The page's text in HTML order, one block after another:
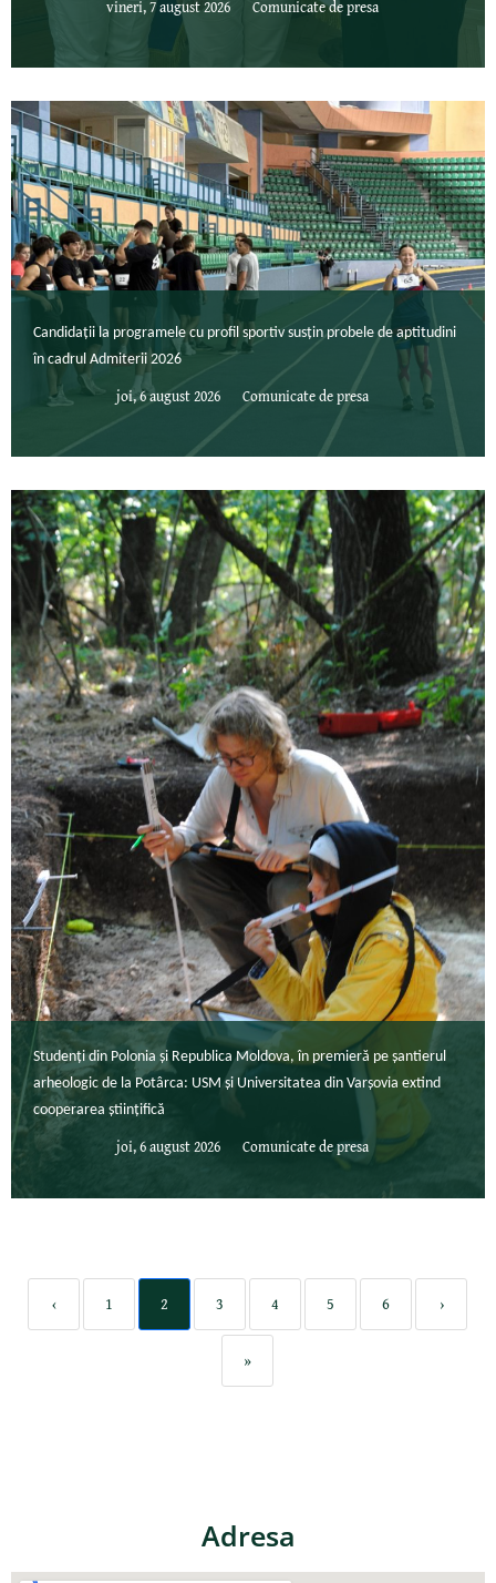
vineri, 7 august 2026 Comunicate de presa
Candidații la programele cu profil sportiv susțin probele de aptitudini
în cadrul Admiterii 2026
joi, 6 august 2026 Comunicate de presa
Studenți din Polonia și Republica Moldova, în premieră pe șantierul
arheologic de la Potârca: USM și Universitatea din Varșovia extind
cooperarea științifică
joi, 6 august 2026 Comunicate de presa
‹ 1 2 3 4 5 6 ›
»
Adresa